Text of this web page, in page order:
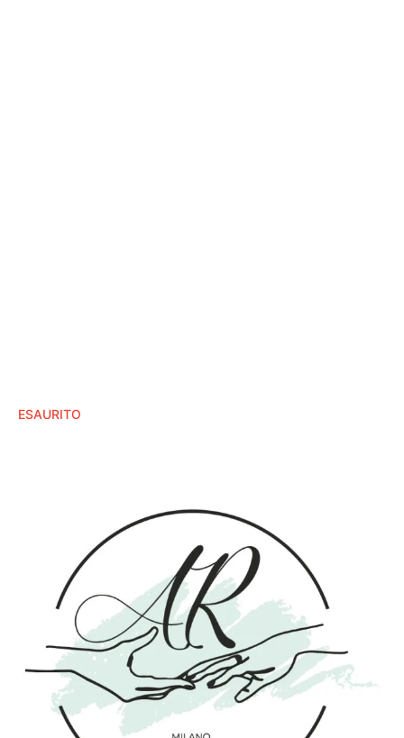
ESAURITO